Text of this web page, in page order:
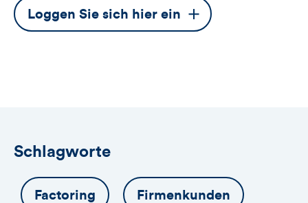
Dieser
Button
Loggen Sie sich hier ein
Schlagworte
Factoring Firmenkunden